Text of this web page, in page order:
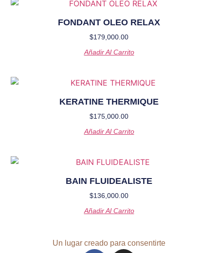
FONDANT OLEO RELAX
$179,000.00
Añadir Al Carrito
KERATINE THERMIQUE
$175,000.00
Añadir Al Carrito
BAIN FLUIDEALISTE
$136,000.00
Añadir Al Carrito
Un lugar creado para consentirte